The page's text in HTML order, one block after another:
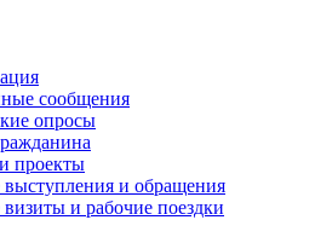
сообщения
опросы
проекты
и обращения
и рабочие поездки